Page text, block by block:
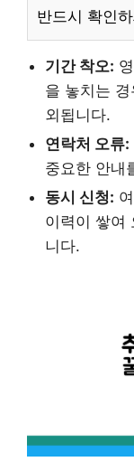
반드시 확인
기간 착오:
을 놓치는
외됩니다.
연락처 오류:
중요한 안내
동시 신청:
이력이 쌓여
니다.